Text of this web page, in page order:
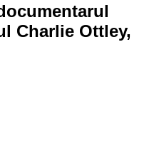
Charlie Ottley,